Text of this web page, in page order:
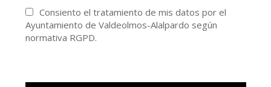
Consiento el tratamiento de mis datos por el
Ayuntamiento de Valdeolmos-Alalpardo según
normativa RGPD.